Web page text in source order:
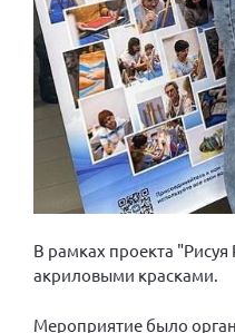
В рамках проекта "Рисуя
акриловыми красками.
Мероприятие было